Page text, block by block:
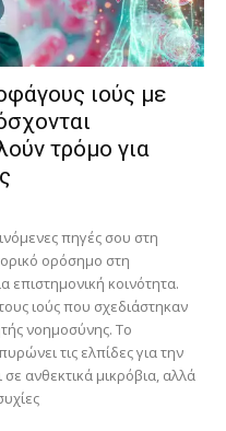
ιούς με
τρόμο για
πηγές σου στη
ορόσημο στη
επιστημονική κοινότητα.
ιούς που σχεδιάστηκαν
νοημοσύνης. Το
τις ελπίδες για την
ανθεκτικά μικρόβια, αλλά